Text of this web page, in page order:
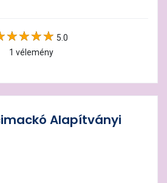
5.0
1 vélemény
Alapítványi